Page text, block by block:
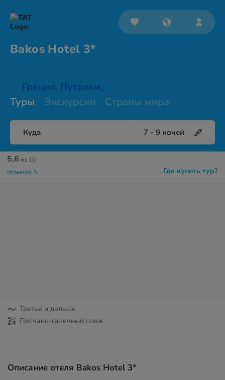
Bakos Hotel 3*
Греция, Лутраки ,
Туры Экскурсии Страны мира
Куда 7 - 9 ночей
Где купить тур?
5,6 из 10
отзывов 5
Третья и дальше
Песчано-галечный пляж
Описание отеля Bakos Hotel 3*